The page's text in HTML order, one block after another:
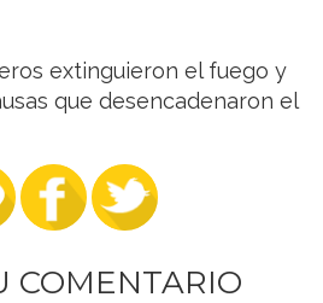
extinguieron el fuego y
que desencadenaron el
COMENTARIO